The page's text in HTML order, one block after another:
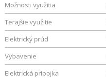
Možnosti využitia
Terajšie využitie
Elektrický prúd
Vybavenie
Elektrická prípojka